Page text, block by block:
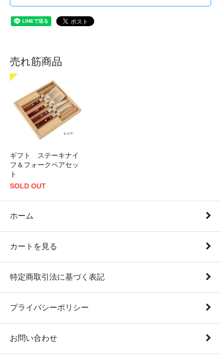
売れ筋商品
ギフト ステーキナイ
フ＆フォークペアセッ
ト
SOLD OUT
ホーム
カートを見る
特定商取引法に基づく表記
プライバシーポリシー
お問い合わせ